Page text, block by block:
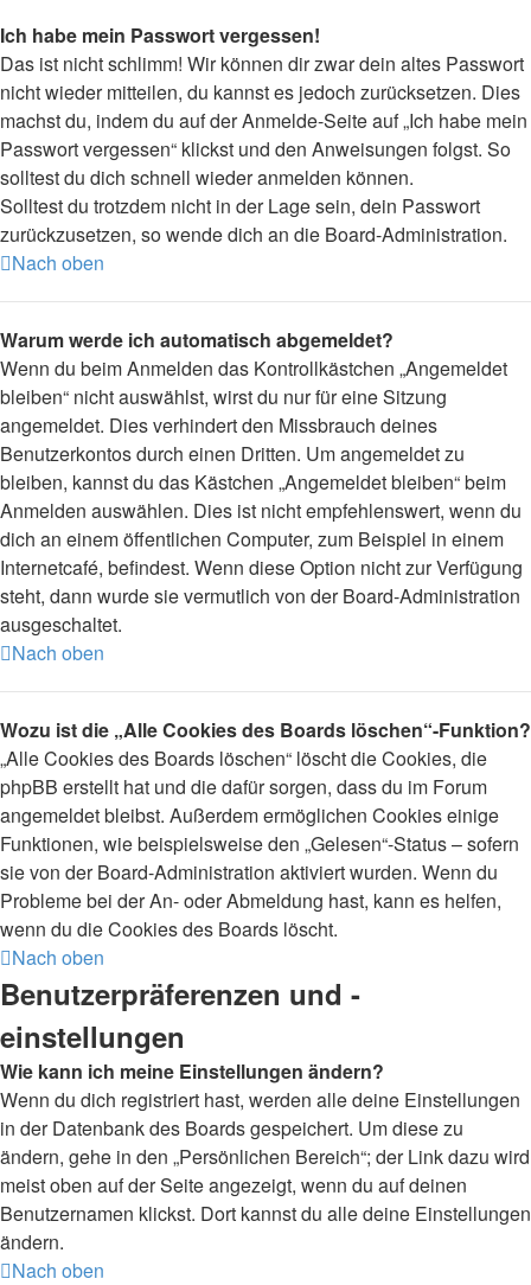
Ich habe mein Passwort vergessen!
Das ist nicht schlimm! Wir können dir zwar dein altes Passwort
nicht wieder mitteilen, du kannst es jedoch zurücksetzen. Dies
machst du, indem du auf der Anmelde-Seite auf „Ich habe mein
Passwort vergessen“ klickst und den Anweisungen folgst. So
solltest du dich schnell wieder anmelden können.
Solltest du trotzdem nicht in der Lage sein, dein Passwort
zurückzusetzen, so wende dich an die Board-Administration.
Nach oben
Warum werde ich automatisch abgemeldet?
Wenn du beim Anmelden das Kontrollkästchen „Angemeldet
bleiben“ nicht auswählst, wirst du nur für eine Sitzung
angemeldet. Dies verhindert den Missbrauch deines
Benutzerkontos durch einen Dritten. Um angemeldet zu
bleiben, kannst du das Kästchen „Angemeldet bleiben“ beim
Anmelden auswählen. Dies ist nicht empfehlenswert, wenn du
dich an einem öffentlichen Computer, zum Beispiel in einem
Internetcafé, befindest. Wenn diese Option nicht zur Verfügung
steht, dann wurde sie vermutlich von der Board-Administration
ausgeschaltet.
Nach oben
Wozu ist die „Alle Cookies des Boards löschen“-Funktion?
„Alle Cookies des Boards löschen“ löscht die Cookies, die
phpBB erstellt hat und die dafür sorgen, dass du im Forum
angemeldet bleibst. Außerdem ermöglichen Cookies einige
Funktionen, wie beispielsweise den „Gelesen“-Status – sofern
sie von der Board-Administration aktiviert wurden. Wenn du
Probleme bei der An- oder Abmeldung hast, kann es helfen,
wenn du die Cookies des Boards löscht.
Nach oben
Benutzerpräferenzen und -
einstellungen
Wie kann ich meine Einstellungen ändern?
Wenn du dich registriert hast, werden alle deine Einstellungen
in der Datenbank des Boards gespeichert. Um diese zu
ändern, gehe in den „Persönlichen Bereich“; der Link dazu wird
meist oben auf der Seite angezeigt, wenn du auf deinen
Benutzernamen klickst. Dort kannst du alle deine Einstellungen
ändern.
Nach oben